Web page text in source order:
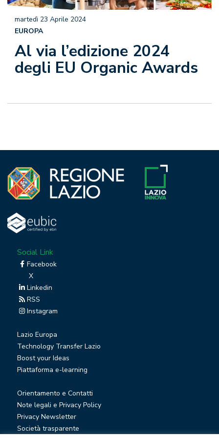
Al via l’edizione 2024
degli EU Organic Awards
martedì 23 Aprile 2024
EUROPA
Social Link
Facebook
X
Linkedin
RSS
Instagram
Lazio Europa
Technology Transfer Lazio
Boost your Ideas
Piattaforma e-learning
Orientamento e Contatti
Note legali e Privacy Policy
Privacy Newsletter
Società trasparente